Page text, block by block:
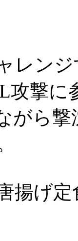
レン
攻撃に
ら撃
揚げ